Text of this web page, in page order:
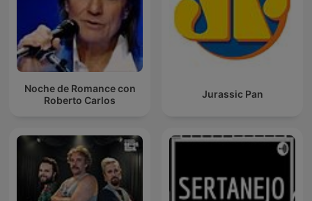
Noche de Romance con
Roberto Carlos
Jurassic Pan